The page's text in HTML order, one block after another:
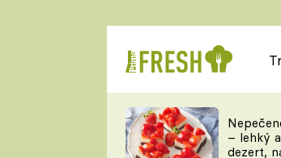
RYCHLOVKY
TEĎ
– lehký
dezert,